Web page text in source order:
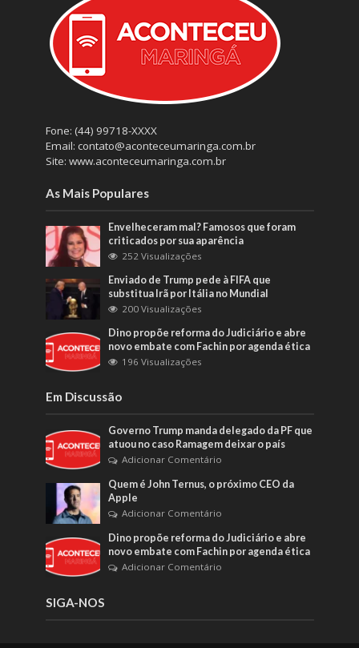
Fone: (44) 99718-XXXX
Email: contato@aconteceumaringa.com.br
Site: www.aconteceumaringa.com.br
As Mais Populares
Envelheceram mal? Famosos que foram
criticados por sua aparência
252 Visualizações
Enviado de Trump pede à FIFA que
substitua Irã por Itália no Mundial
200 Visualizações
Dino propõe reforma do Judiciário e abre
novo embate com Fachin por agenda ética
196 Visualizações
Em Discussão
Governo Trump manda delegado da PF que
atuou no caso Ramagem deixar o país
Adicionar Comentário
Quem é John Ternus, o próximo CEO da
Apple
Adicionar Comentário
Dino propõe reforma do Judiciário e abre
novo embate com Fachin por agenda ética
Adicionar Comentário
SIGA-NOS